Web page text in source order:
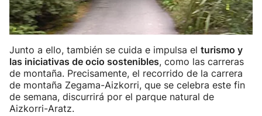
Junto a ello, también se cuida e impulsa el turismo y
las iniciativas de ocio sostenibles, como las carreras
de montaña. Precisamente, el recorrido de la carrera
de montaña Zegama-Aizkorri, que se celebra este fin
de semana, discurrirá por el parque natural de
Aizkorri-Aratz.